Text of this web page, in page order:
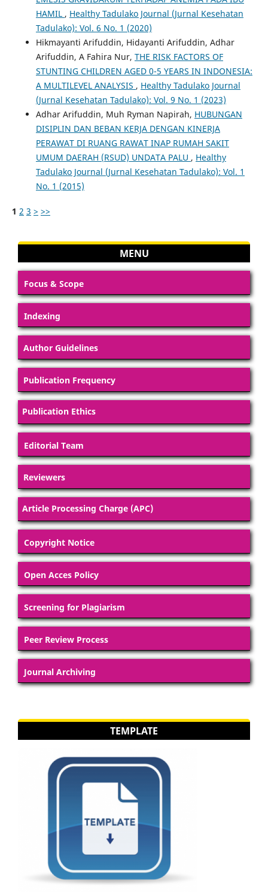
HAMIL , Healthy Tadulako Journal (Jurnal Kesehatan
Tadulako): Vol. 6 No. 1 (2020)
Hikmayanti Arifuddin, Hidayanti Arifuddin, Adhar
Arifuddin, A Fahira Nur, THE RISK FACTORS OF
STUNTING CHILDREN AGED 0-5 YEARS IN INDONESIA:
A MULTILEVEL ANALYSIS , Healthy Tadulako Journal
(Jurnal Kesehatan Tadulako): Vol. 9 No. 1 (2023)
Adhar Arifuddin, Muh Ryman Napirah, HUBUNGAN
DISIPLIN DAN BEBAN KERJA DENGAN KINERJA
PERAWAT DI RUANG RAWAT INAP RUMAH SAKIT
UMUM DAERAH (RSUD) UNDATA PALU , Healthy
Tadulako Journal (Jurnal Kesehatan Tadulako): Vol. 1
No. 1 (2015)
1 2 3 > >>
MENU
Focus & Scope
Indexing
Author Guidelines
Publication Frequency
Publication Ethics
Editorial Team
Reviewers
Article Processing Charge (APC)
Copyright Notice
Open Acces Policy
Screening for Plagiarism
Peer Review Process
Journal Archiving
TEMPLATE